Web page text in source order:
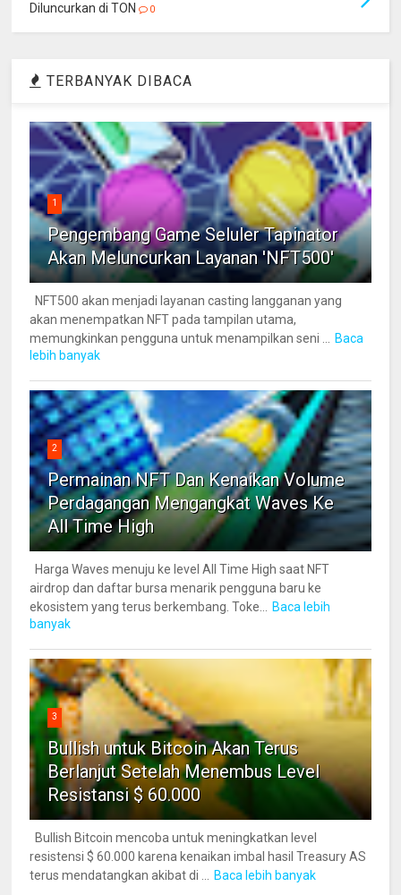
Diluncurkan di TON
0
TERBANYAK DIBACA
1
Pengembang Game Seluler Tapinator
Akan Meluncurkan Layanan 'NFT500'
NFT500 akan menjadi layanan casting langganan yang
akan menempatkan NFT pada tampilan utama,
memungkinkan pengguna untuk menampilkan seni ...
Baca
lebih banyak
2
Permainan NFT Dan Kenaikan Volume
Perdagangan Mengangkat Waves Ke
All Time High
Harga Waves menuju ke level All Time High saat NFT
airdrop dan daftar bursa menarik pengguna baru ke
ekosistem yang terus berkembang. Toke...
Baca lebih
banyak
3
Bullish untuk Bitcoin Akan Terus
Berlanjut Setelah Menembus Level
Resistansi $ 60.000
Bullish Bitcoin mencoba untuk meningkatkan level
resistensi $ 60.000 karena kenaikan imbal hasil Treasury AS
terus mendatangkan akibat di ...
Baca lebih banyak